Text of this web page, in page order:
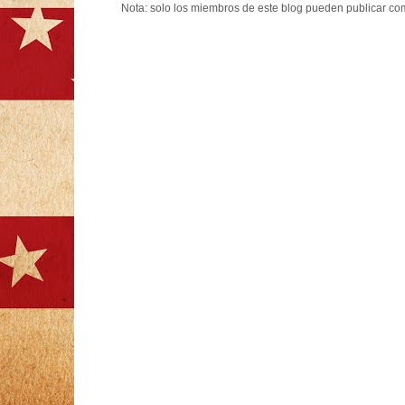
Nota: solo los miembros de este blog pueden publicar